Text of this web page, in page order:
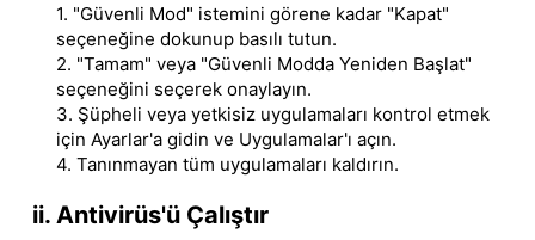
1. "Güvenli Mod" istemini görene kadar "Kapat"
seçeneğine dokunup basılı tutun.
2. "Tamam" veya "Güvenli Modda Yeniden Başlat"
seçeneğini seçerek onaylayın.
3. Şüpheli veya yetkisiz uygulamaları kontrol etmek
için Ayarlar'a gidin ve Uygulamalar'ı açın.
4. Tanınmayan tüm uygulamaları kaldırın.
ii. Antivirüs'ü Çalıştır